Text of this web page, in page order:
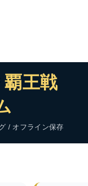
王戦
/ オフライン保存